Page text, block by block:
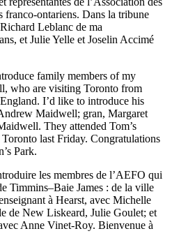
franco-ontariens. Dans la tribune
Leblanc de ma
et Julie Yelle et Joselin Accimé
family members of my
who are visiting Toronto from
I’d like to introduce his
Maidwell; gran, Margaret
They attended Tom’s
last Friday. Congratulations
Park.
les membres de l’AEFO qui
Timmins–Baie James : de la ville
à Hearst, avec Michelle
de New Liskeard, Julie Goulet; et
Anne Vinet-Roy. Bienvenue à